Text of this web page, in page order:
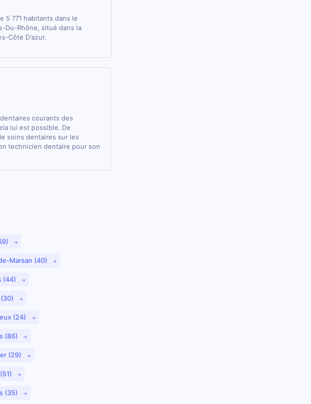
5 771 habitants dans le
Du-Rhône, situé dans la
Côte D'azur.
courants des
lui est possible. De
soins dentaires sur les
technicien dentaire pour son
Marsan (40)
(44)
(24)
(86)
(29)
(35)